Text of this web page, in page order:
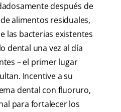
después de
alimentos residuales,
las bacterias existentes
dental una vez al día
– el primer lugar
Incentive a su
dental con fluoruro,
para fortalecer los